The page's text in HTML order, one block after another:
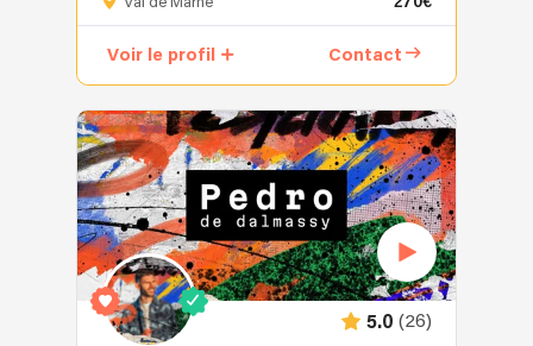
collectif
passionnés
réunissant
DJ,
musiciens
et
chanteurs
pour
créer
une
Voir le profil Contact
5.0 (26)